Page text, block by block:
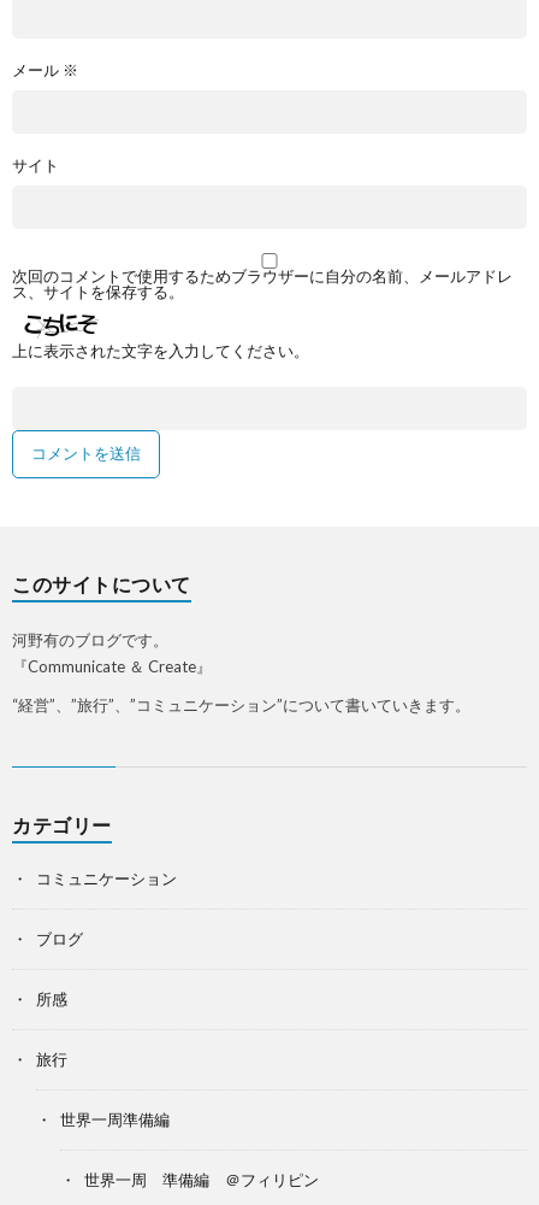
メール ※
サイト
次回のコメントで使用するためブラウザーに自分の名前、メールアドレ
ス、サイトを保存する。
上に表示された文字を入力してください。
このサイトについて
河野有のブログです。
『Communicate ＆ Create』
“経営”、”旅行”、”コミュニケーション”について書いていきます。
カテゴリー
コミュニケーション
ブログ
所感
旅行
世界一周準備編
世界一周 準備編 ＠フィリピン